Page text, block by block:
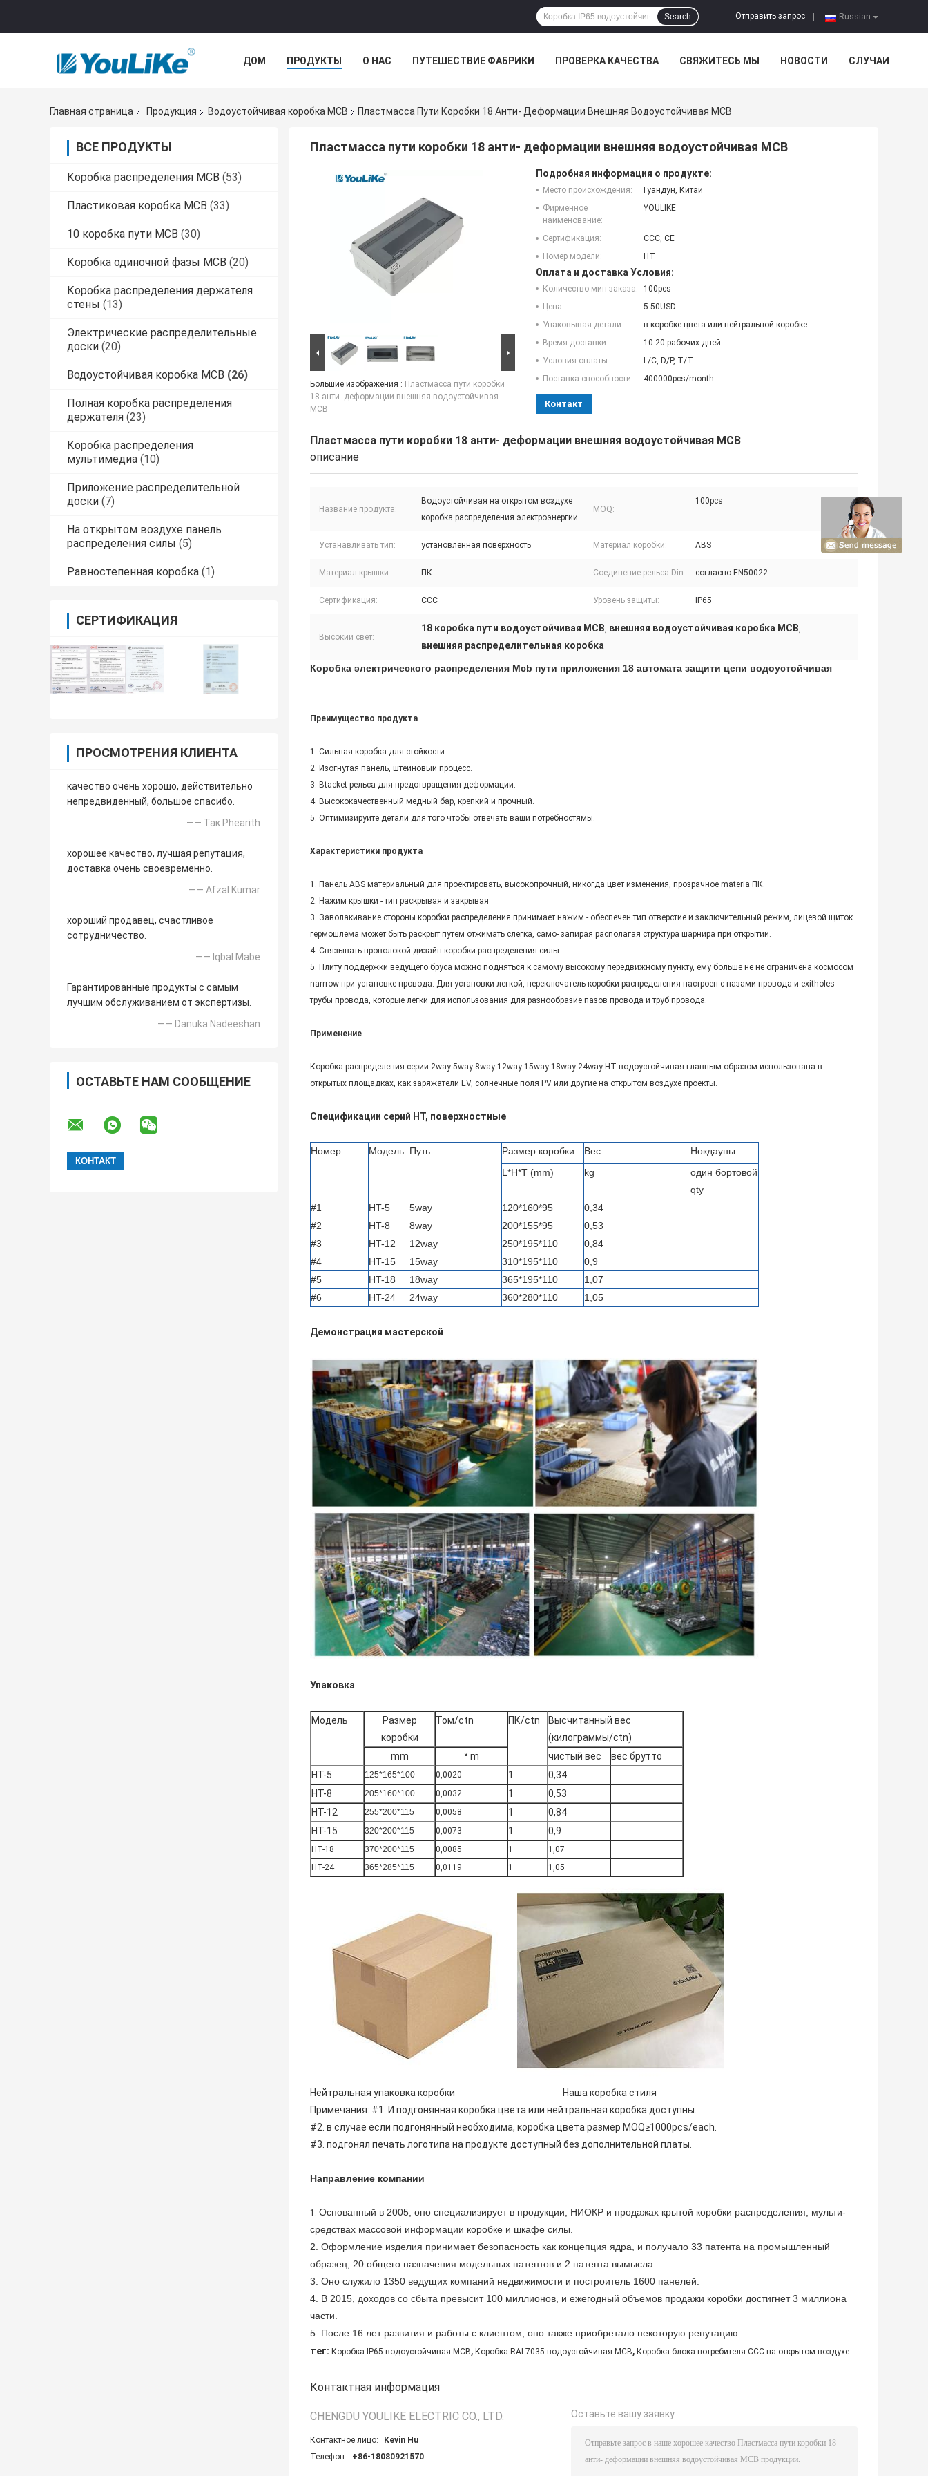
Russian
Отправить запрос
Search
ДОМ ПРОДУКТЫ О НАС ПУТЕШЕСТВИЕ ФАБРИКИ ПРОВЕРКА КАЧЕСТВА СВЯЖИТЕСЬ МЫ НОВОСТИ СЛУЧАИ
Главная страница Продукция Водоустойчивая коробка MCB Пластмасса Пути Коробки 18 Анти- Деформации Внешняя Водоустойчивая MCB
ВСЕ ПРОДУКТЫ
Коробка распределения MCB (53)
Пластиковая коробка MCB (33)
10 коробка пути MCB (30)
Коробка одиночной фазы MCB (20)
Коробка распределения держателя
стены (13)
Электрические распределительные
доски (20)
Водоустойчивая коробка MCB (26)
Полная коробка распределения
держателя (23)
Коробка распределения
мультимедиа (10)
Приложение распределительной
доски (7)
На открытом воздухе панель
распределения силы (5)
Равностепенная коробка (1)
СЕРТИФИКАЦИЯ
ПРОСМОТРЕНИЯ КЛИЕНТА
качество очень хорошо, действительно
непредвиденный, большое спасибо.
—— Так Phearith
хорошее качество, лучшая репутация,
доставка очень своевременно.
—— Afzal Kumar
хороший продавец, счастливое
сотрудничество.
—— Iqbal Mabe
Гарантированные продукты с самым
лучшим обслуживанием от экспертизы.
—— Danuka Nadeeshan
ОСТАВЬТЕ НАМ СООБЩЕНИЕ
Пластмасса пути коробки 18 анти- деформации внешняя водоустойчивая MCB
Большие изображения : Пластмасса пути коробки
18 анти- деформации внешняя водоустойчивая
MCB
Подробная информация о продукте:
Место происхождения:
Гуандун, Китай
Фирменное
наименование:
YOULIKE
Сертификация:
CCC, CE
Номер модели:
HT
Оплата и доставка Условия:
Количество мин заказа:
100pcs
Цена:
5-50USD
Упаковывая детали:
в коробке цвета или нейтральной коробке
Время доставки:
10-20 рабочих дней
Условия оплаты:
L/C, D/P, T/T
Поставка способности:
400000pcs/month
Контакт
Пластмасса пути коробки 18 анти- деформации внешняя водоустойчивая MCB
описание
Название продукта:
Водоустойчивая на открытом воздухе
коробка распределения электроэнергии
MOQ:
100pcs
Устанавливать тип: установленная поверхность Материал коробки: ABS
Материал крышки: ПК Соединение рельса Din: согласно EN50022
Сертификация: CCC Уровень защиты: IP65
Высокий свет:
18 коробка пути водоустойчивая MCB, внешняя водоустойчивая коробка MCB,
внешняя распределительная коробка
Коробка электрического распределения Mcb пути приложения 18 автомата защити цепи водоустойчивая
Преимущество продукта
1. Сильная коробка для стойкости.
2. Изогнутая панель, штейновый процесс.
3. Btacket рельса для предотвращения деформации.
4. Высококачественный медный бар, крепкий и прочный.
5. Оптимизируйте детали для того чтобы отвечать ваши потребностямы.
Характеристики продукта
1. Панель ABS материальный для проектировать, высокопрочный, никогда цвет изменения, прозрачное materia ПК.
2. Нажим крышки - тип раскрывая и закрывая
3. Заволакивание стороны коробки распределения принимает нажим - обеспечен тип отверстие и заключительный режим, лицевой щиток
гермошлема может быть раскрыт путем отжимать слегка, само- запирая располагая структура шарнира при открытии.
4. Связывать проволокой дизайн коробки распределения силы.
5. Плиту поддержки ведущего бруса можно подняться к самому высокому передвижному пункту, ему больше не не ограничена космосом
narrrow при установке провода. Для установки легкой, переключатель коробки распределения настроен с пазами провода и exitholes
трубы провода, которые легки для использования для разнообразие пазов провода и труб провода.
Применение
Коробка распределения серии 2way 5way 8way 12way 15way 18way 24way HT водоустойчивая главным образом использована в
открытых площадках, как заряжатели EV, солнечные поля PV или другие на открытом воздухе проекты.
Спецификации серий HT, поверхностные
Номер Модель Путь Размер коробки Вес
Нокдауны
L*H*T (mm)
kg
один бортовой
qty
#1
HT-5 5way 120*160*95
0,34
#2
HT-8 8way 200*155*95
0,53
#3
HT-12 12way 250*195*110
0,84
#4
HT-15 15way 310*195*110
0,9
#5
HT-18 18way 365*195*110
1,07
#6
HT-24 24way 360*280*110 1,05
Демонстрация мастерской
Упаковка
Модель
Размер
коробки
Том/ctn ПК/ctn
Высчитанный вес
(килограммы/ctn)
mm
³ m чистый вес
вес брутто
HT-5
125*165*100 0,0020 1
0,34
HT-8
205*160*100 0,0032 1
0,53
HT-12
255*200*115 0,0058 1
0,84
HT-15
320*200*115 0,0073 1 0,9
HT-18 370*200*115 0,0085 1
1,07
HT-24
365*285*115 0,0119 1 1,05
Нейтральная упаковка коробки Наша коробка стиля
Примечания: #1. И подгонянная коробка цвета или нейтральная коробка доступны.
#2. в случае если подгонянный необходима, коробка цвета размер MOQ≥1000pcs/each.
#3. подгонял печать логотипа на продукте доступный без дополнительной платы.
Направление компании
1. Основанный в 2005, оно специализирует в продукции, НИОКР и продажах крытой коробки распределения, мульти-
средствах массовой информации коробке и шкафе силы.
2. Оформление изделия принимает безопасность как концепция ядра, и получало 33 патента на промышленный
образец, 20 общего назначения модельных патентов и 2 патента вымысла.
3. Оно служило 1350 ведущих компаний недвижимости и построитель 1600 панелей.
4. В 2015, доходов со сбыта превысит 100 миллионов, и ежегодный объемов продажи коробки достигнет 3 миллиона
части.
5. После 16 лет развития и работы с клиентом, оно также приобретало некоторую репутацию.
тег: Коробка IP65 водоустойчивая MCB, Коробка RAL7035 водоустойчивая MCB, Коробка блока потребителя CCC на открытом воздухе
Контактная информация
CHENGDU YOULIKE ELECTRIC CO., LTD.
Контактное лицо:
Kevin Hu
Телефон:
+86-18080921570
Оставьте вашу заявку